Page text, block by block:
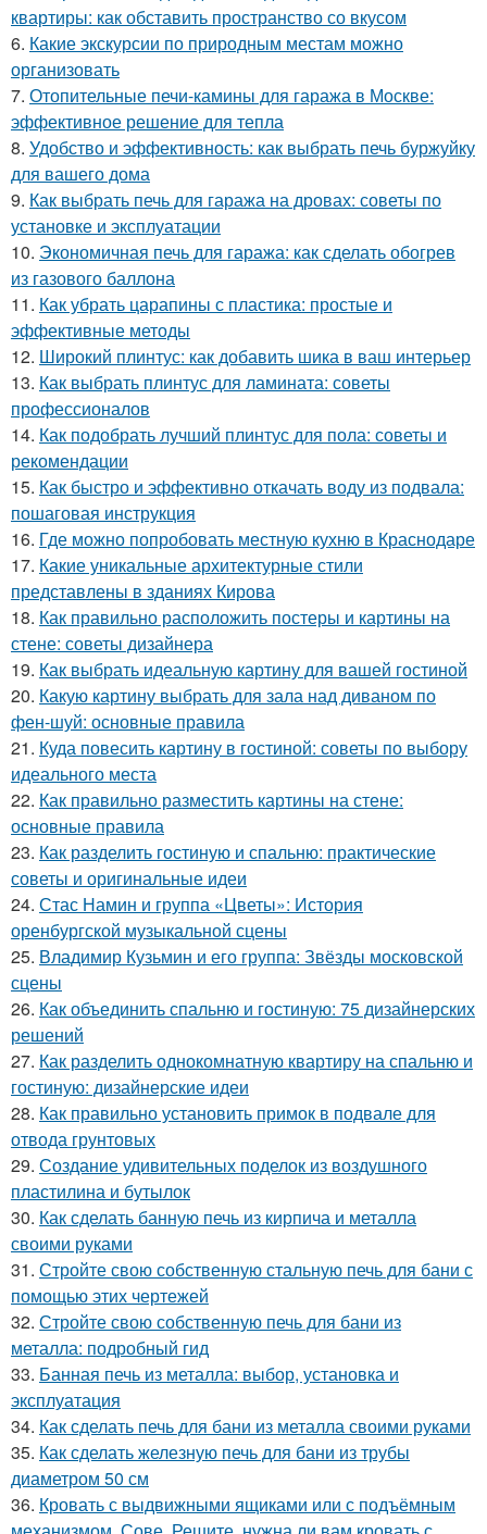
квартиры: как обставить пространство со вкусом
6. Какие экскурсии по природным местам можно
организовать
7. Отопительные печи-камины для гаража в Москве:
эффективное решение для тепла
8. Удобство и эффективность: как выбрать печь буржуйку
для вашего дома
9. Как выбрать печь для гаража на дровах: советы по
установке и эксплуатации
10. Экономичная печь для гаража: как сделать обогрев
из газового баллона
11. Как убрать царапины с пластика: простые и
эффективные методы
12. Широкий плинтус: как добавить шика в ваш интерьер
13. Как выбрать плинтус для ламината: советы
профессионалов
14. Как подобрать лучший плинтус для пола: советы и
рекомендации
15. Как быстро и эффективно откачать воду из подвала:
пошаговая инструкция
16. Где можно попробовать местную кухню в Краснодаре
17. Какие уникальные архитектурные стили
представлены в зданиях Кирова
18. Как правильно расположить постеры и картины на
стене: советы дизайнера
19. Как выбрать идеальную картину для вашей гостиной
20. Какую картину выбрать для зала над диваном по
фен-шуй: основные правила
21. Куда повесить картину в гостиной: советы по выбору
идеального места
22. Как правильно разместить картины на стене:
основные правила
23. Как разделить гостиную и спальню: практические
советы и оригинальные идеи
24. Стас Намин и группа «Цветы»: История
оренбургской музыкальной сцены
25. Владимир Кузьмин и его группа: Звёзды московской
сцены
26. Как объединить спальню и гостиную: 75 дизайнерских
решений
27. Как разделить однокомнатную квартиру на спальню и
гостиную: дизайнерские идеи
28. Как правильно установить примок в подвале для
отвода грунтовых
29. Создание удивительных поделок из воздушного
пластилина и бутылок
30. Как сделать банную печь из кирпича и металла
своими руками
31. Стройте свою собственную стальную печь для бани с
помощью этих чертежей
32. Стройте свою собственную печь для бани из
металла: подробный гид
33. Банная печь из металла: выбор, установка и
эксплуатация
34. Как сделать печь для бани из металла своими руками
35. Как сделать железную печь для бани из трубы
диаметром 50 см
36. Кровать с выдвижными ящиками или с подъёмным